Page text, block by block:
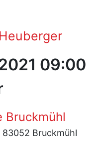
09:00
Bruckmühl
Bruckmühl